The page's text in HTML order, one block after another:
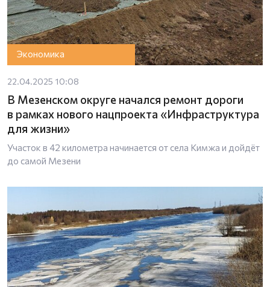
Экономика
22.04.2025 10:08
В Мезенском округе начался ремонт дороги
в рамках нового нацпроекта «Инфраструктура
для жизни»
Участок в 42 километра начинается от села Кимжа и дойдёт
до самой Мезени